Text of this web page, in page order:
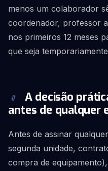
menos um colaborador
coordenador, professor
nos primeiros 12 meses
que seja
#
A decisão
antes de qualquer
Antes de assinar
segunda unidade,
compra de